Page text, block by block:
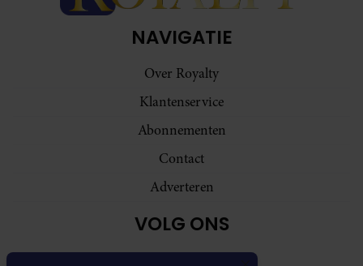
NAVIGATIE
Over Royalty
Klantenservice
Abonnementen
Contact
Adverteren
VOLG ONS